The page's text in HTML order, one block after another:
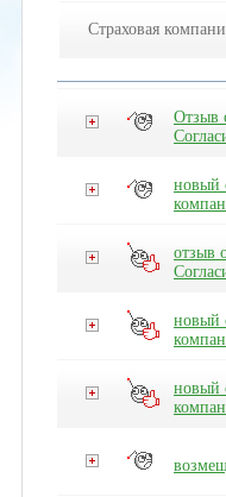
Страховая
Отзыв
новый
отзыв
новый
новый